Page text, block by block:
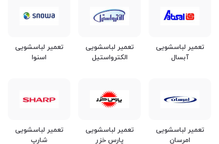
تعمیر لباسشویی
آبسال
تعمیر لباسشویی
الکترواستیل
تعمیر لباسشویی
اسنوا
تعمیر لباسشویی
امرسان
تعمیر لباسشویی
پارس خزر
تعمیر لباسشویی
شارپ